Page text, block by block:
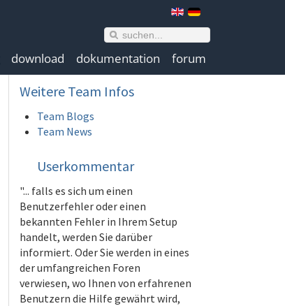
download dokumentation forum
Weitere Team Infos
Team Blogs
Team News
Userkommentar
"... falls es sich um einen
Benutzerfehler oder einen
bekannten Fehler in Ihrem Setup
handelt, werden Sie darüber
informiert. Oder Sie werden in eines
der umfangreichen Foren
verwiesen, wo Ihnen von erfahrenen
Benutzern die Hilfe gewährt wird,